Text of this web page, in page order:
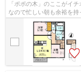
「ポポの木」のここがイ
なので忙しい朝も余裕を
す。気になる物件ほどすぐ